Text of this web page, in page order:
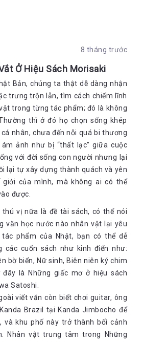
8 tháng trước
Ở Hiệu Sách Morisaki
Bản, chúng ta thật dễ dàng nhận
trưng trộn lẫn, tìm cách chiếm lĩnh
trong từng tác phẩm; đó là không
thì ở đó họ chọn sống khép
nhân, chưa đến nỗi quá bi thương
ảnh như bị “thất lạc” giữa cuộc
với đời sống con người nhưng lại
lại tự xây dựng thành quách và yên
của mình, mà không ai có thể
được.
vị nữa là đề tài sách, có thể nói
văn học nước nào nhân vật lại yêu
phẩm của Nhật, bạn có thể dễ
các cuốn sách như kinh điển như:
bờ biển, Nữ sinh, Biên niên ký chim
là Những giấc mơ ở hiệu sách
Satoshi.
viết văn còn biết chơi guitar, ông
Brazil tại Kanda Jimbocho để
và khu phố này trở thành bối cảnh
Nhân vật trung tâm trong Những